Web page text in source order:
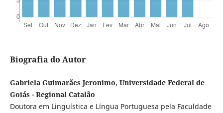
Biografia do Autor
Gabriela Guimarães Jeronimo, Universidade Federal de
Goiás - Regional Catalão
Doutora em Linguística e Língua Portuguesa pela Faculdade